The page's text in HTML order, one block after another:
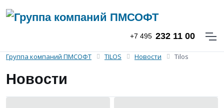
+7 495 232 11 00
Группа компаний ПМСОФТ TILOS Новости Tilos
Новости